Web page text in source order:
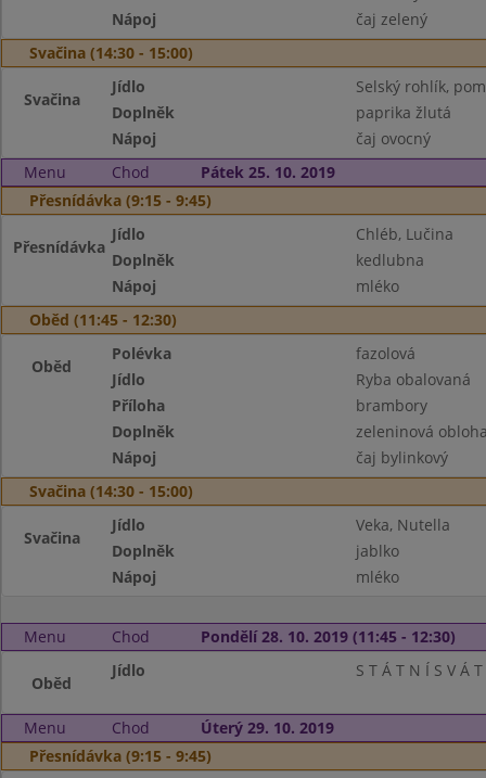
Nápoj
čaj zelený
Svačina (14:30 - 15:00)
Svačina
Jídlo
Selský rohlík,
Doplněk
paprika žlutá
Nápoj
čaj ovocný
Menu
Chod
Pátek 25. 10. 2019
Přesnídávka (9:15 - 9:45)
Přesnídávka
Jídlo
Chléb, Lučina
Doplněk
kedlubna
Nápoj
mléko
Oběd (11:45 - 12:30)
Oběd
Polévka
fazolová
Jídlo
Ryba obalovaná
Příloha
brambory
Doplněk
zeleninová
Nápoj
čaj bylinkový
Svačina (14:30 - 15:00)
Svačina
Jídlo
Veka, Nutella
Doplněk
jablko
Nápoj
mléko
Menu Chod Pondělí 28. 10. 2019 (11:45 - 12:30)
Oběd
Jídlo S T Á T N Í S V Á T
Menu Chod
Úterý 29. 10. 2019
Přesnídávka (9:15 - 9:45)